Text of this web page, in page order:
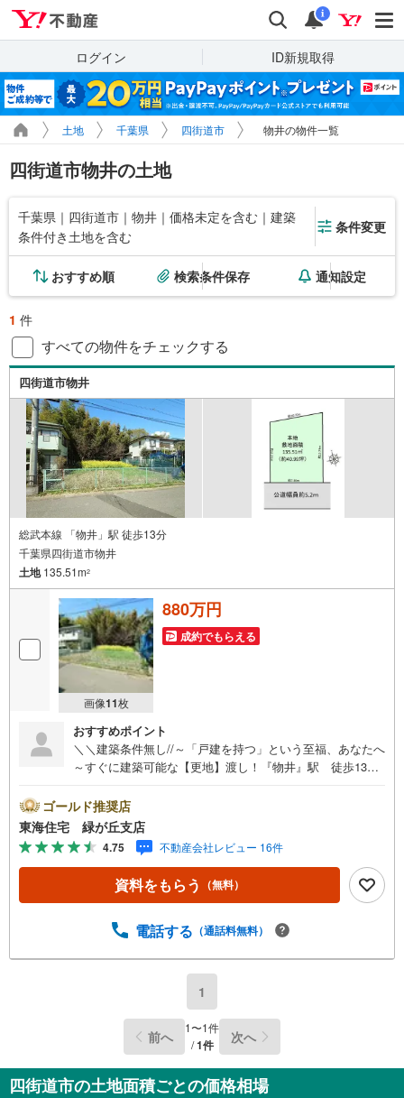
検索 通知
i
ログイン ID新規取得
土地 千葉県 四街道市 物井の物件一覧
四街道市物井の土地
千葉県｜四街道市｜物井｜価格未定を含む｜建築
条件付き土地を含む
条件変更
おすすめ順 検索条件保存 通知設定
1 件
すべての物件をチェックする
四街道市物井
総武本線 「物井」駅 徒歩13分
千葉県四街道市物井
土地135.51m2
画像11枚
880万円
成約でもらえる
おすすめポイント
＼＼建築条件無し//～「戸建を持つ」という至福、あなたへ
～すぐに建築可能な【更地】渡し！『物井』駅 徒歩13分
0この時間帯はお電話でのお問い合わせのほうがスムーズに
ご対応できます！お気軽にご連絡ください！《東海住宅四
街道支店の特徴》●地域密着！どうぞ安心してお任せくださ
い！お客様の夢やご希望をおきかせください。豊富な地元
情報と経験豊かな専門スタッフが、責任をもって全力でお
客様の「住まい」探しのお手伝いをいたします。
ゴールド推奨店
東海住宅 緑が丘支店
4.75 不動産会社レビュー 16件
資料をもらう （無料）
電話する （通話料無料）
1
前へ 1〜1件
/1件 次へ
四街道市の土地面積ごとの価格相場